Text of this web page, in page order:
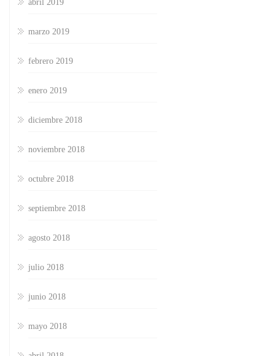
abril 2019
marzo 2019
febrero 2019
enero 2019
diciembre 2018
noviembre 2018
octubre 2018
septiembre 2018
agosto 2018
julio 2018
junio 2018
mayo 2018